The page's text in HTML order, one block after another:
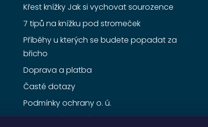
Křest knížky Jak si vychovat sourozence
7 tipů na knížku pod stromeček
Příběhy u kterých se budete popadat za
břicho
Doprava a platba
Časté dotazy
Podmínky ochrany o. ú.
Obchodní podmínky